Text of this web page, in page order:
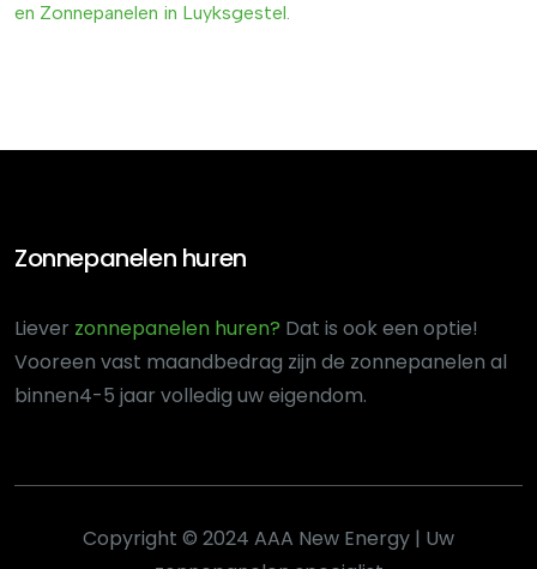
en Zonnepanelen in Luyksgestel.
Zonnepanelen huren
Liever zonnepanelen huren? Dat is ook een optie!
Vooreen vast maandbedrag zijn de zonnepanelen al
binnen4-5 jaar volledig uw eigendom.
Copyright © 2024 AAA New Energy | Uw